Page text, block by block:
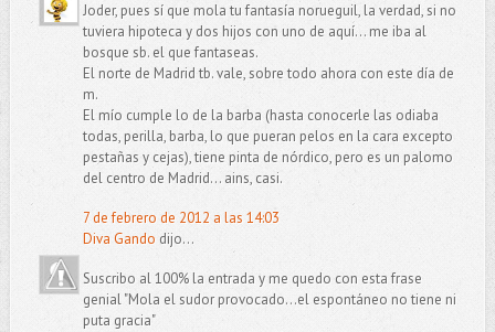
Joder, pues sí que mola tu fantasía norueguil, la verdad, si no
tuviera hipoteca y dos hijos con uno de aquí... me iba al
bosque sb. el que fantaseas.
El norte de Madrid tb. vale, sobre todo ahora con este día de
m.
El mío cumple lo de la barba (hasta conocerle las odiaba
todas, perilla, barba, lo que pueran pelos en la cara excepto
pestañas y cejas), tiene pinta de nórdico, pero es un palomo
del centro de Madrid... ains, casi.
7 de febrero de 2012 a las 14:03
Diva Gando dijo...
Suscribo al 100% la entrada y me quedo con esta frase
genial "Mola el sudor provocado…el espontáneo no tiene ni
puta gracia"